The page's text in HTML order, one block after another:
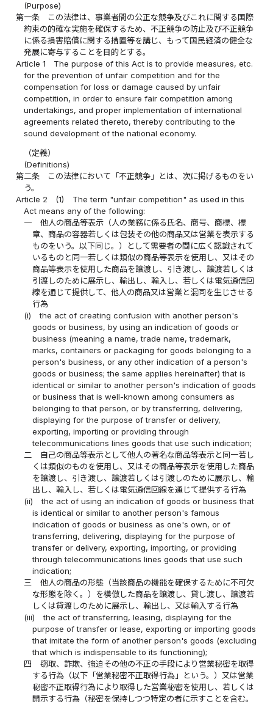
(Purpose)
第一条
この法律は、事業者間の公正な競争及びこれに関する国際
約束の的確な実施を確保するため、不正競争の防止及び不正競争
に係る損害賠償に関する措置等を講じ、もって国民経済の健全な
発展に寄与することを目的とする。
Article 1
The purpose of this Act is to provide measures, etc.
for the prevention of unfair competition and for the
compensation for loss or damage caused by unfair
competition, in order to ensure fair competition among
undertakings, and proper implementation of international
agreements related thereto, thereby contributing to the
sound development of the national economy.
（定義）
(Definitions)
第二条
この法律において「不正競争」とは、次に掲げるものをい
う。
Article 2
(1)
The term "unfair competition" as used in this
Act means any of the following:
一
他人の商品等表示（人の業務に係る氏名、商号、商標、標
章、商品の容器若しくは包装その他の商品又は営業を表示する
ものをいう。以下同じ。）として需要者の間に広く認識されて
いるものと同一若しくは類似の商品等表示を使用し、又はその
商品等表示を使用した商品を譲渡し、引き渡し、譲渡若しくは
引渡しのために展示し、輸出し、輸入し、若しくは電気通信回
線を通じて提供して、他人の商品又は営業と混同を生じさせる
行為
(i)
the act of creating confusion with another person's
goods or business, by using an indication of goods or
business (meaning a name, trade name, trademark,
marks, containers or packaging for goods belonging to a
person's business, or any other indication of a person's
goods or business; the same applies hereinafter) that is
identical or similar to another person's indication of goods
or business that is well-known among consumers as
belonging to that person, or by transferring, delivering,
displaying for the purpose of transfer or delivery,
exporting, importing or providing through
telecommunications lines goods that use such indication;
二
自己の商品等表示として他人の著名な商品等表示と同一若し
くは類似のものを使用し、又はその商品等表示を使用した商品
を譲渡し、引き渡し、譲渡若しくは引渡しのために展示し、輸
出し、輸入し、若しくは電気通信回線を通じて提供する行為
(ii)
the act of using an indication of goods or business that
is identical or similar to another person's famous
indication of goods or business as one's own, or of
transferring, delivering, displaying for the purpose of
transfer or delivery, exporting, importing, or providing
through telecommunications lines goods that use such
indication;
三
他人の商品の形態（当該商品の機能を確保するために不可欠
な形態を除く。）を模倣した商品を譲渡し、貸し渡し、譲渡若
しくは貸渡しのために展示し、輸出し、又は輸入する行為
(iii)
the act of transferring, leasing, displaying for the
purpose of transfer or lease, exporting or importing goods
that imitate the form of another person's goods (excluding
that which is indispensable to its functioning);
四
窃取、詐欺、強迫その他の不正の手段により営業秘密を取得
する行為（以下「営業秘密不正取得行為」という。）又は営業
秘密不正取得行為により取得した営業秘密を使用し、若しくは
開示する行為（秘密を保持しつつ特定の者に示すことを含む。